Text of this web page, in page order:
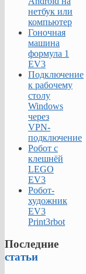
нетбук или
компьютер
Гоночная
машина
формула 1
EV3
Подключение
к рабочему
столу
Windows
через
VPN-
подключение
Робот с
клешнёй
LEGO
EV3
Робот-
художник
EV3
Print3rbot
Последние
статьи